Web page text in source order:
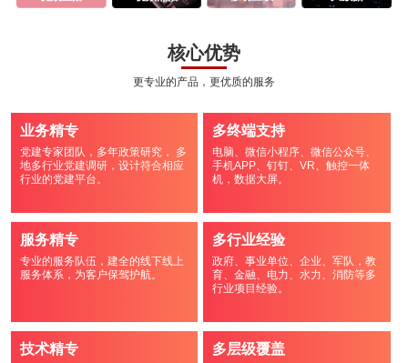
核心优势
更专业的产品，更优质的服务
业务精专
党建专家团队，多年政策研究， 多
地多行业党建调研，设计符合相应
行业的党建平台。
多终端支持
电脑、微信小程序、微信公众号、
手机APP、钉钉、VR、触控一体
机，数据大屏。
服务精专
专业的服务队伍，建全的线下线上
服务体系，为客户保驾护航。
多行业经验
政府、事业单位、企业、军队，教
育、金融、电力、水力、消防等多
行业项目经验。
技术精专 多层级覆盖